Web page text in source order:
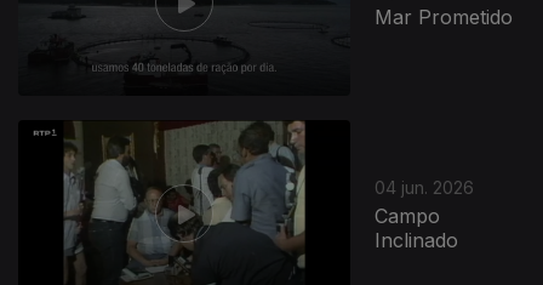
Mar Prometido
04 jun. 2026
Campo
Inclinado